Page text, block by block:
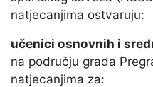
natjecanjima ostvaruju:
učenici osnovnih i
na području grada
natjecanjima za: